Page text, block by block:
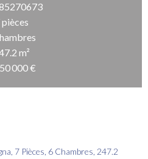
pièces
m²
000 €
7 Pièces, 6 Chambres, 247.2